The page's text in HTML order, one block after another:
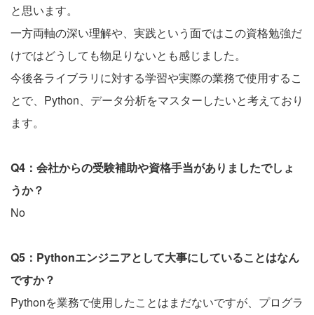
と思います。
一方両軸の深い理解や、実践という面ではこの資格勉強だ
けではどうしても物足りないとも感じました。
今後各ライブラリに対する学習や実際の業務で使用するこ
とで、Python、データ分析をマスターしたいと考えており
ます。
Q4：会社からの受験補助や資格手当がありましたでしょ
うか？
No
Q5：Pythonエンジニアとして大事にしていることはなん
ですか？
Pythonを業務で使用したことはまだないですが、プログラ